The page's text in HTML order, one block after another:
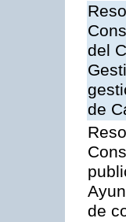
del
de
de